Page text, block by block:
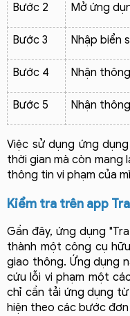
Bước 2 Mở ứng
Bước 3 Nhập biển
Bước 4 Nhận
Bước 5 Nhận
Việc sử dụng ứng
thời gian mà còn mang
thông tin vi phạm của
Kiểm tra trên app
Gần đây, ứng dụng
thành một công cụ
giao thông. Ứng dụng
cứu lỗi vi phạm một
chỉ cần tải ứng dụng
hiện theo các bước đơn